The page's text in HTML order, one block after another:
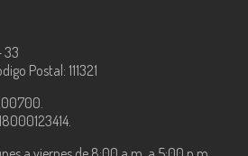
33
Postal: 111321